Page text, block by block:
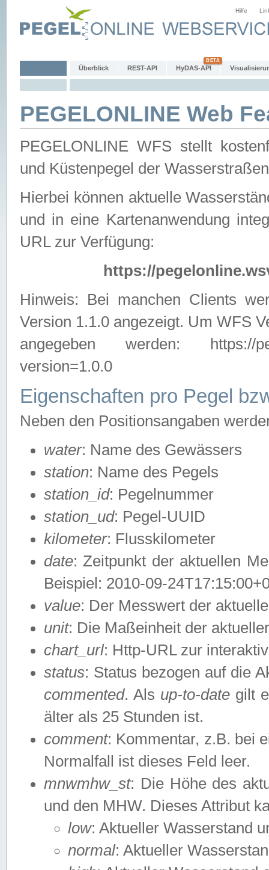
Hilfe
Überblick REST-API HyDAS-API
PEGELONLINE Web
PEGELONLINE WFS stellt
und Küstenpegel der
Hierbei können aktuelle
und in eine Kartenanwendung
URL zur Verfügung:
https://
Hinweis: Bei manchen Clients
Version 1.1.0 angezeigt. Um WFS
angegeben werden: https://
version=1.0.0
Eigenschaften pro Pegel
Neben den Positionsangaben
water: Name des Gewässers
station: Name des Pegels
station_id: Pegelnummer
station_ud: Pegel-UUID
kilometer: Flusskilometer
date: Zeitpunkt der aktuellen
Beispiel: 2010-09-
value: Der Messwert der
unit: Die Maßeinheit der
chart_url: Http-URL zur
status: Status bezogen auf die
commented. Als up-to-date gilt
älter als 25 Stunden ist.
comment: Kommentar, z.B. bei
Normalfall ist dieses Feld leer.
mnwmhw_st: Die Höhe des
und den MHW. Dieses Attribut
low: Aktueller Wasserstand
normal: Aktueller